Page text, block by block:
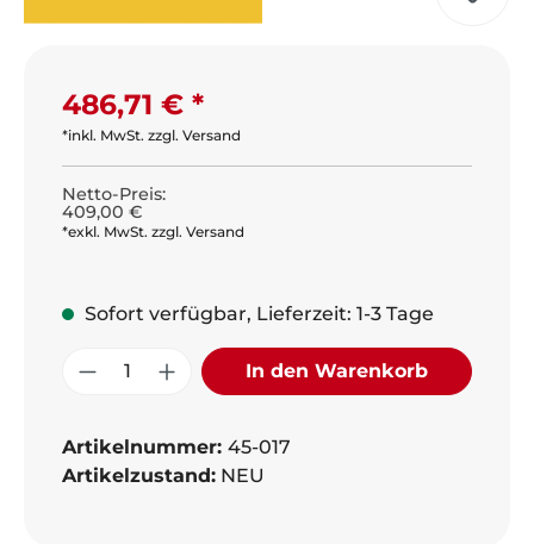
Regulärer Preis:
486,71 €
*inkl. MwSt. zzgl. Versand
Netto-Preis:
409,00 €
*exkl. MwSt. zzgl. Versand
Sofort verfügbar, Lieferzeit: 1-3 Tage
Produkt Anzahl: Gib den
In den Warenkorb
Artikelnummer: 45-017
Artikelzustand: NEU